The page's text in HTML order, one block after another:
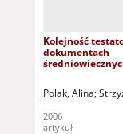
Kolejność
dokumentach
prozopografii (na
przykładzie
1261 roku)
Polak, Alina
2006
artykuł